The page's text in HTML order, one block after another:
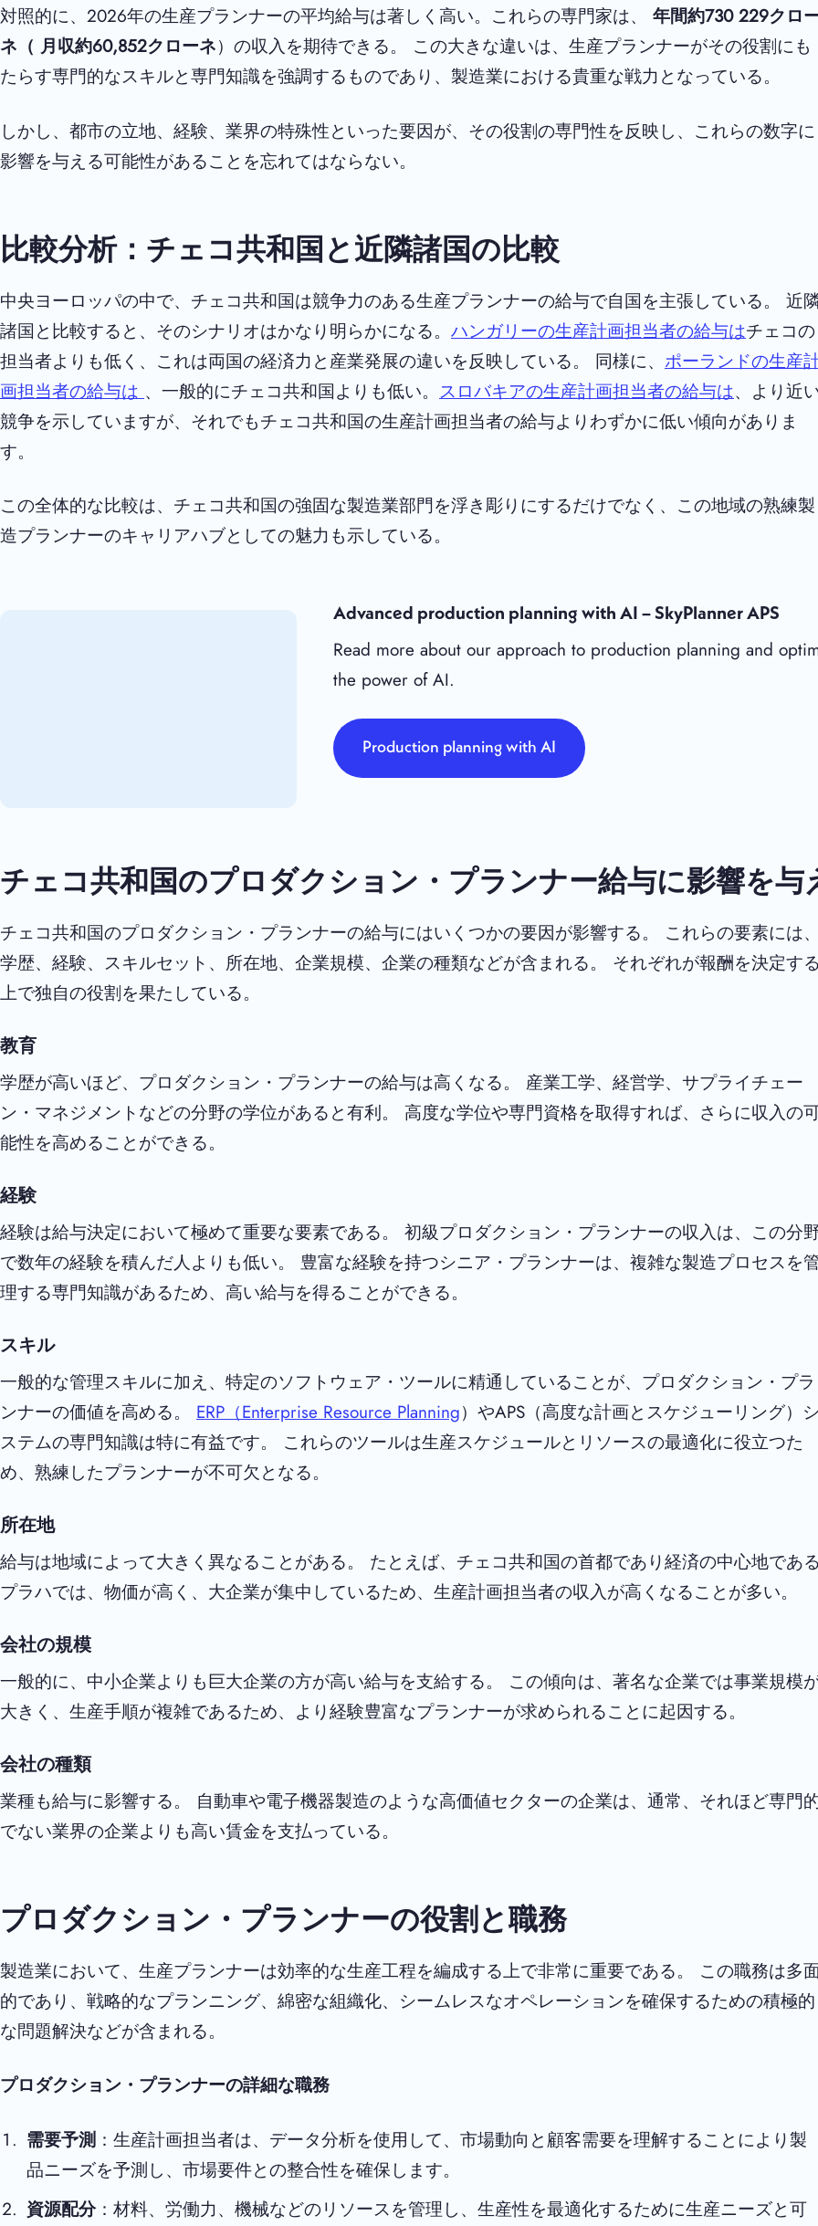
対照的に、2026年の生産プランナーの平均給与は著しく高い。これらの専門家は、 年間約730 229クロ
ネ（ 月収約60,852クローネ）の収入を期待できる。 この大きな違いは、生産プランナーがその役割にも
たらす専門的なスキルと専門知識を強調するものであり、製造業における貴重な戦力となっている。
しかし、都市の立地、経験、業界の特殊性といった要因が、その役割の専門性を反映し、これらの数字に
影響を与える可能性があることを忘れてはならない。
比較分析：チェコ共和国と近隣諸国の比較
中央ヨーロッパの中で、チェコ共和国は競争力のある生産プランナーの給与で自国を主張している。 近
諸国と比較すると、そのシナリオはかなり明らかになる。 ハンガリーの生産計画担当者の給与はチェコの
担当者よりも低く、これは両国の経済力と産業発展の違いを反映している。 同様に、 ポーランドの生産
画担当者の給与は 、一般的にチェコ共和国よりも低い。 スロバキアの生産計画担当者の給与は、より近
競争を示していますが、それでもチェコ共和国の生産計画担当者の給与よりわずかに低い傾向がありま
す。
この全体的な比較は、チェコ共和国の強固な製造業部門を浮き彫りにするだけでなく、この地域の熟練製
造プランナーのキャリアハブとしての魅力も示している。
Advanced production planning with AI – SkyPlanner APS
Read more about our approach to production planning and
the power of AI.
Production planning with AI
チェコ共和国のプロダクション・プランナー給与に影響を与
チェコ共和国のプロダクション・プランナーの給与にはいくつかの要因が影響する。 これらの要素には
学歴、経験、スキルセット、所在地、企業規模、企業の種類などが含まれる。 それぞれが報酬を決定す
上で独自の役割を果たしている。
教育
学歴が高いほど、プロダクション・プランナーの給与は高くなる。 産業工学、経営学、サプライチェー
ン・マネジメントなどの分野の学位があると有利。 高度な学位や専門資格を取得すれば、さらに収入の
能性を高めることができる。
経験
経験は給与決定において極めて重要な要素である。 初級プロダクション・プランナーの収入は、この分
で数年の経験を積んだ人よりも低い。 豊富な経験を持つシニア・プランナーは、複雑な製造プロセスを
理する専門知識があるため、高い給与を得ることができる。
スキル
一般的な管理スキルに加え、特定のソフトウェア・ツールに精通していることが、プロダクション・プラ
ンナーの価値を高める。 ERP（Enterprise Resource Planning）やAPS（高度な計画とスケジューリング）
ステムの専門知識は特に有益です。 これらのツールは生産スケジュールとリソースの最適化に役立つた
め、熟練したプランナーが不可欠となる。
所在地
給与は地域によって大きく異なることがある。 たとえば、チェコ共和国の首都であり経済の中心地であ
プラハでは、物価が高く、大企業が集中しているため、生産計画担当者の収入が高くなることが多い。
会社の規模
一般的に、中小企業よりも巨大企業の方が高い給与を支給する。 この傾向は、著名な企業では事業規模
大きく、生産手順が複雑であるため、より経験豊富なプランナーが求められることに起因する。
会社の種類
業種も給与に影響する。 自動車や電子機器製造のような高価値セクターの企業は、通常、それほど専門
でない業界の企業よりも高い賃金を支払っている。
プロダクション・プランナーの役割と職務
製造業において、生産プランナーは効率的な生産工程を編成する上で非常に重要である。 この職務は多
的であり、戦略的なプランニング、綿密な組織化、シームレスなオペレーションを確保するための積極的
な問題解決などが含まれる。
プロダクション・プランナーの詳細な職務
需要予測 ：生産計画担当者は、データ分析を使用して、市場動向と顧客需要を理解することにより製
品ニーズを予測し、市場要件との整合性を確保します。
資源配分：材料、労働力、機械などのリソースを管理し、生産性を最適化するために生産ニーズと可